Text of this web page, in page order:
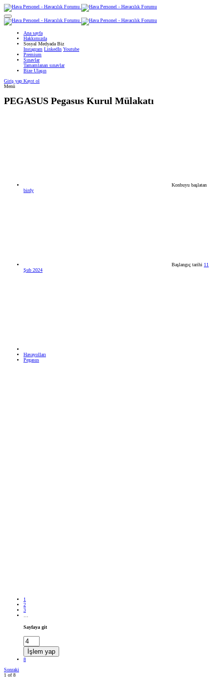
Ana sayfa
Hakkımızda
Sosyal Medyada Biz
Instagram LinkedIn Youtube
Premium
Sınavlar
Tamamlanan sınavlar
Bize Ulaşın
Giriş yap Kayıt ol
Menü
PEGASUS Pegasus Kurul Mülakatı
Konbuyu başlatan
birdy
Başlangıç tarihi 11
Şub 2024
Havayolları
Pegasus
1
2
3
Sayfaya git
İşlem yap
8
Sonraki
1 of 8